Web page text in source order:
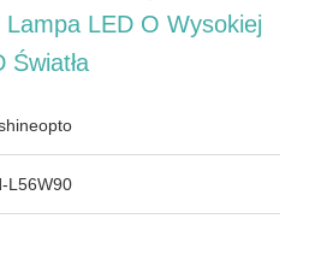
Lampa LED O Wysokiej
Światła
L56W90